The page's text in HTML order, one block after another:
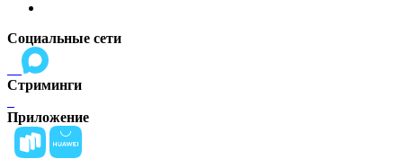
Социальные сети
Стриминги
Приложение